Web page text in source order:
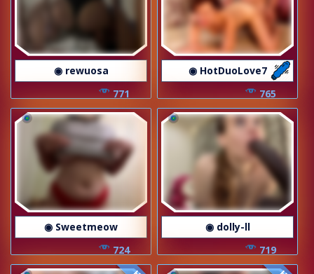
◉ rewuosa
771
◉ HotDuoLove7
765
◉ Sweetmeow
724
◉ dolly-ll
719